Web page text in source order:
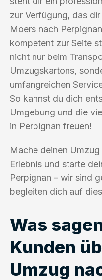
zur Verfügung, das
Moers nach
kompetent zur Seite
nicht nur beim
Umzugskartons,
umfangreichen
So kannst du dich
Umgebung und die
in Perpignan freuen!
Mache deinen
Erlebnis und starte
Perpignan – wir sind
begleiten dich auf
Was
Kunden
Umzug